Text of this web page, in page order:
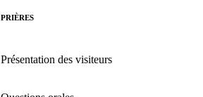
PRIÈRES
Présentation des visiteurs